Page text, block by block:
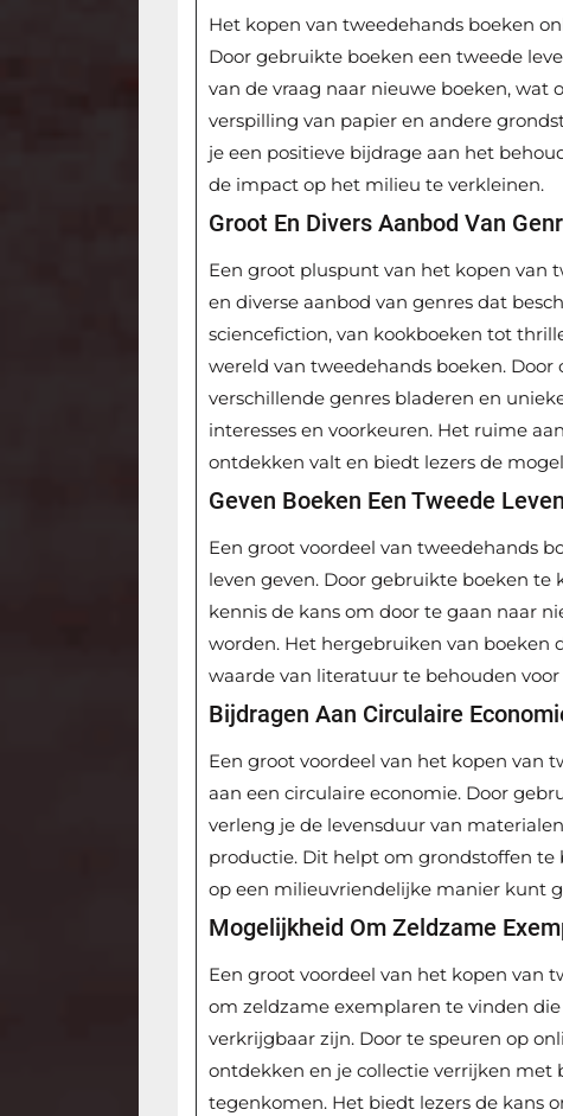
Het kopen van tweedehands boeken
Door gebruikte boeken een tweede
van de vraag naar nieuwe boeken,
verspilling van papier en andere
je een positieve bijdrage aan het
de impact op het milieu te verkleinen.
Groot En Divers Aanbod Van
Een groot pluspunt van het kopen van
en diverse aanbod van genres dat
sciencefiction, van kookboeken tot
wereld van tweedehands boeken.
verschillende genres bladeren en
interesses en voorkeuren. Het ruime
ontdekken valt en biedt lezers de
Geven Boeken Een Tweede Leven
Een groot voordeel van tweedehands
leven geven. Door gebruikte boeken te
kennis de kans om door te gaan naar
worden. Het hergebruiken van
waarde van literatuur te behouden
Bijdragen Aan Circulaire
Een groot voordeel van het kopen van
aan een circulaire economie. Door
verleng je de levensduur van
productie. Dit helpt om grondstoffen te
op een milieuvriendelijke manier kunt
Mogelijkheid Om Zeldzame
Een groot voordeel van het kopen van
om zeldzame exemplaren te vinden
verkrijgbaar zijn. Door te speuren op
ontdekken en je collectie verrijken met
tegenkomen. Het biedt lezers de kans